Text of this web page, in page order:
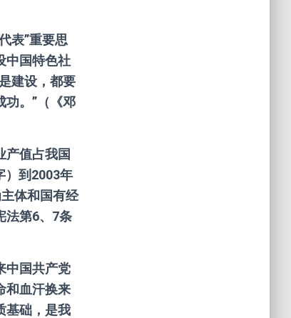
表”重要思
中国特色社
建设，都要
功。”（《邓
产值占我国
）到2003年
体和国有经
法第6、7条
中国共产党
和血汗换来
基础，是我